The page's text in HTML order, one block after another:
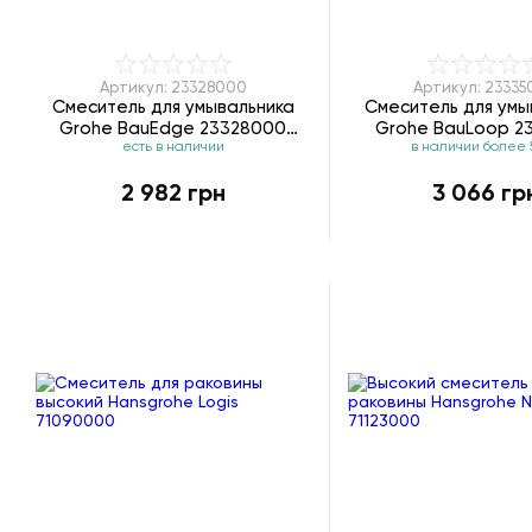
Артикул: 23328000
Смеситель для умывальника
Grohe BauEdge 23328000
(23167000)
есть в наличии
2 982 грн
Артикул:
Смеситель для
Grohe BauLoop
в наличии более
3 066